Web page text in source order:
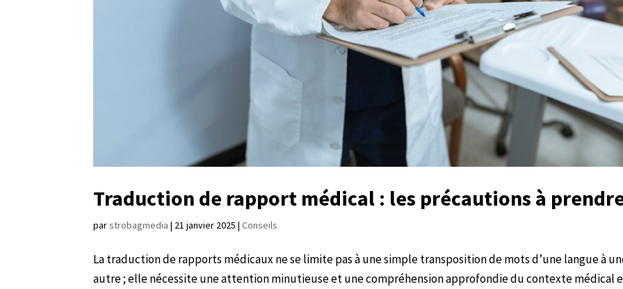
Traduction de rapport médical : les précautions à
parstrobagmedia | 21 janvier 2025 |Conseils
La traduction de rapports médicaux ne se limite pas à une simple transposition de mots d’une langue à
autre ; elle nécessite une attention minutieuse et une compréhension approfondie du contexte médical